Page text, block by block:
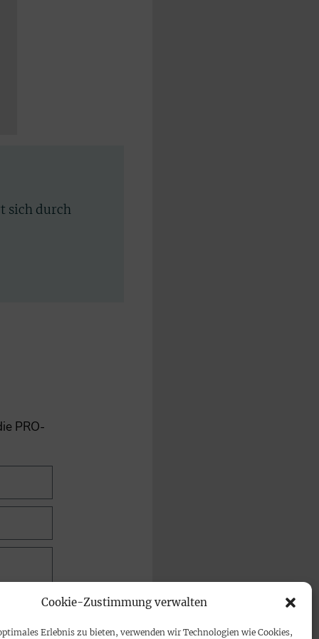
Cookie-Zustimmung verwalten
Erlebnis zu bieten, verwenden wir Technologien wie Cookies,
sich durch
PRO-